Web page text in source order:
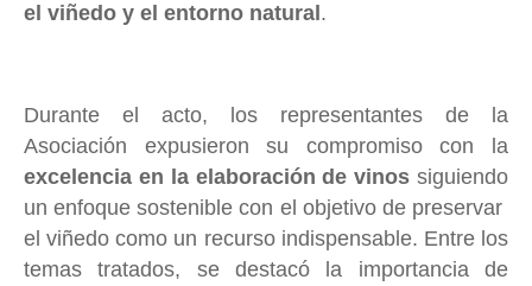
el viñedo y el entorno natural .
Durante el acto, los representantes de la
Asociación expusieron su compromiso con la
excelencia en la elaboración de vinos siguiendo
un enfoque sostenible con el objetivo de preservar
el viñedo como un recurso indispensable. Entre los
temas tratados, se destacó la importancia de